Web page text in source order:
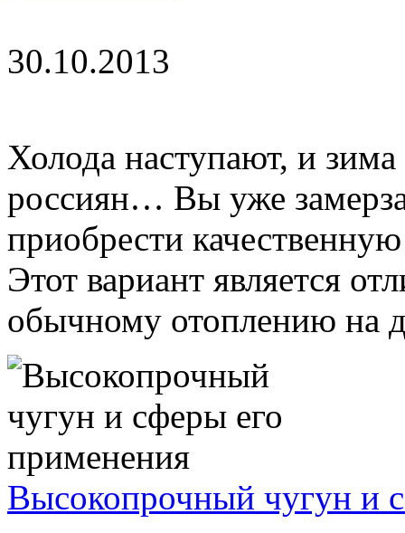
30.10.2013
Холода наступают, и
россиян… Вы уже
приобрести
Этот вариант является
обычному отоплению на
Высокопрочный чугун и